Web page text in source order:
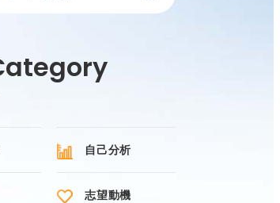
自己分析
志望動機